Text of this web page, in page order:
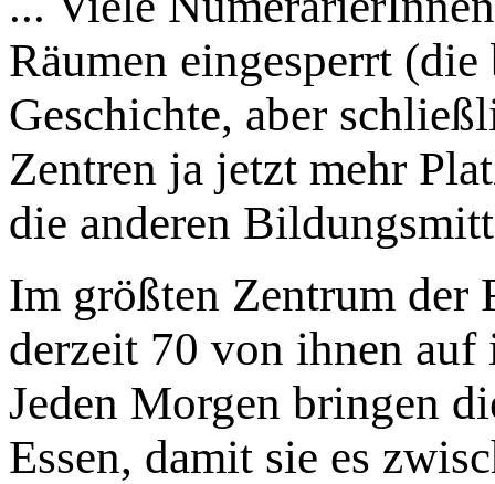
Räumen eingesperrt
Geschichte, aber
Zentren ja jetzt mehr
die anderen
Im größten Zentrum der
derzeit 70 von ihnen
Jeden Morgen bringen
Essen, damit sie es